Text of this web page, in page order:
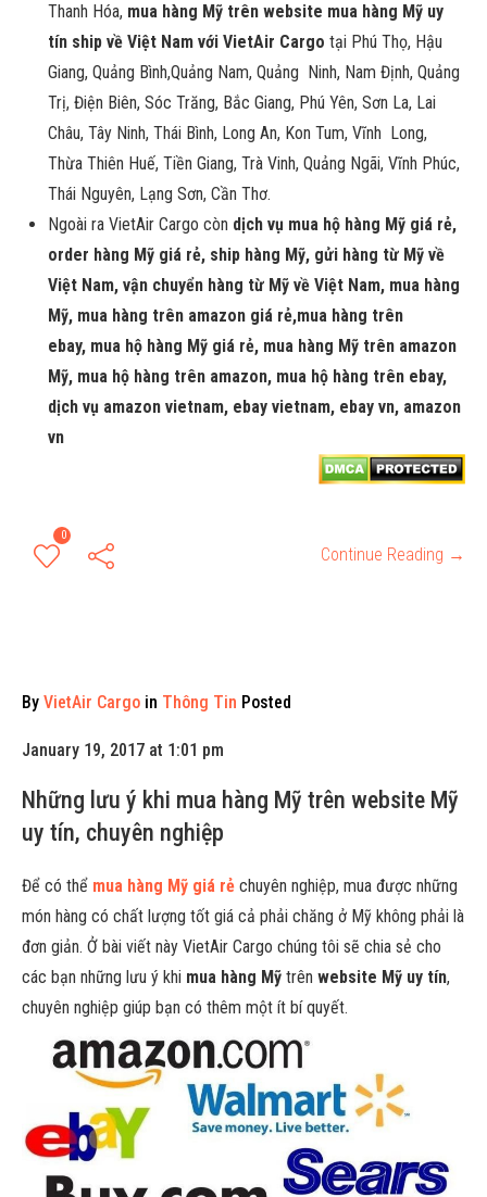
Thanh Hóa, mua hàng Mỹ trên website mua hàng Mỹ uy
tín ship về Việt Nam với VietAir Cargo tại Phú Thọ, Hậu
Giang, Quảng Bình,Quảng Nam, Quảng Ninh, Nam Định, Quảng
Trị, Điện Biên, Sóc Trăng, Bắc Giang, Phú Yên, Sơn La, Lai
Châu, Tây Ninh, Thái Bình, Long An, Kon Tum, Vĩnh Long,
Thừa Thiên Huế, Tiền Giang, Trà Vinh, Quảng Ngãi, Vĩnh Phúc,
Thái Nguyên, Lạng Sơn, Cần Thơ.
Ngoài ra VietAir Cargo còn dịch vụ mua hộ hàng Mỹ giá rẻ,
order hàng Mỹ giá rẻ, ship hàng Mỹ, gửi hàng từ Mỹ về
Việt Nam, vận chuyển hàng từ Mỹ về Việt Nam, mua hàng
Mỹ, mua hàng trên amazon giá rẻ,mua hàng trên
ebay, mua hộ hàng Mỹ giá rẻ, mua hàng Mỹ trên amazon
Mỹ, mua hộ hàng trên amazon, mua hộ hàng trên ebay,
dịch vụ amazon vietnam, ebay vietnam, ebay vn, amazon
vn
0
Continue Reading →
By VietAir Cargo in Thông Tin Posted
January 19, 2017 at 1:01 pm
Những lưu ý khi mua hàng Mỹ trên website Mỹ
uy tín, chuyên nghiệp
Để có thể mua hàng Mỹ giá rẻ chuyên nghiệp, mua được những
món hàng có chất lượng tốt giá cả phải chăng ở Mỹ không phải là
đơn giản. Ở bài viết này VietAir Cargo chúng tôi sẽ chia sẻ cho
các bạn những lưu ý khi mua hàng Mỹ trên website Mỹ uy tín,
chuyên nghiệp giúp bạn có thêm một ít bí quyết.